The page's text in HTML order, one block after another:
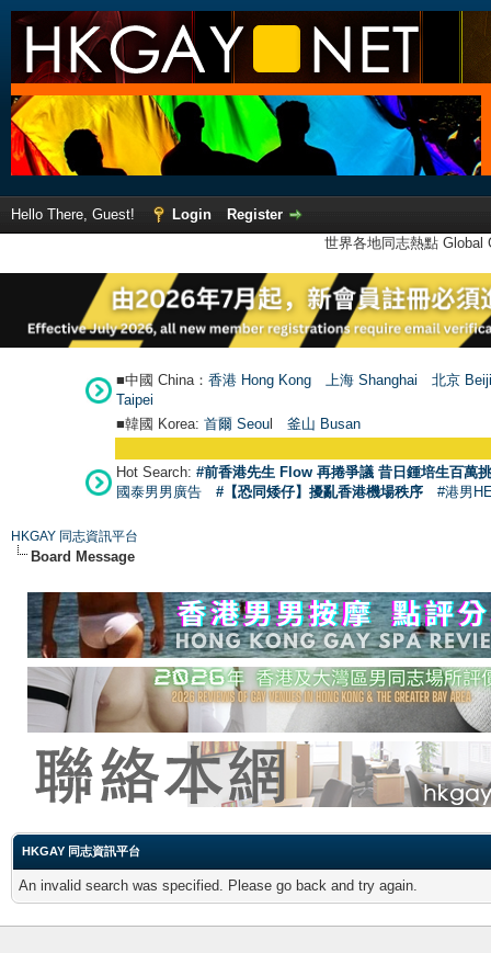
Hello There, Guest! Login
Register
世界各地同志熱點
■中國 China： 香港 Hong Kong 上海 Shanghai
北京
Taipei
■韓國 Korea: 首爾 Seoul 釜山 Busan
Hot Search: #前香港先生 Flow 再捲爭議 昔日鍾培生百萬
國泰男男廣告
#【恐同矮仔】擾亂香港機場秩序 #港男
HKGAY 同志資訊平台
Board Message
HKGAY 同志資訊平台
An invalid search was specified. Please go back and try again.